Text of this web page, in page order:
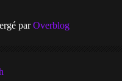
parOverblog